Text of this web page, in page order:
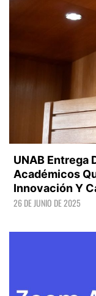
UNAB Entrega
Académicos
Innovación Y
26 DE JUNIO DE 2025